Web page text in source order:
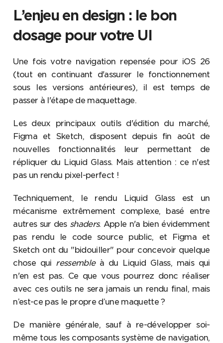
L’enjeu en design : le bon
dosage pour votre UI
Une fois votre navigation repensée pour iOS 26
(tout en continuant d'assurer le fonctionnement
sous les versions antérieures), il est temps de
passer à l'étape de maquettage.
Les deux principaux outils d'édition du marché,
Figma et Sketch, disposent depuis fin août de
nouvelles fonctionnalités leur permettant de
répliquer du Liquid Glass. Mais attention : ce n'est
pas un rendu pixel-perfect !
Techniquement, le rendu Liquid Glass est un
mécanisme extrêmement complexe, basé entre
autres sur des shaders. Apple n'a bien évidemment
pas rendu le code source public, et Figma et
Sketch ont du "bidouiller" pour concevoir quelque
chose qui ressembleà du Liquid Glass, mais qui
n'en est pas. Ce que vous pourrez donc réaliser
avec ces outils ne sera jamais un rendu final, mais
n’est-ce pas le propre d’une maquette ?
De manière générale, sauf à re-développer soi-
même tous les composants système de navigation,